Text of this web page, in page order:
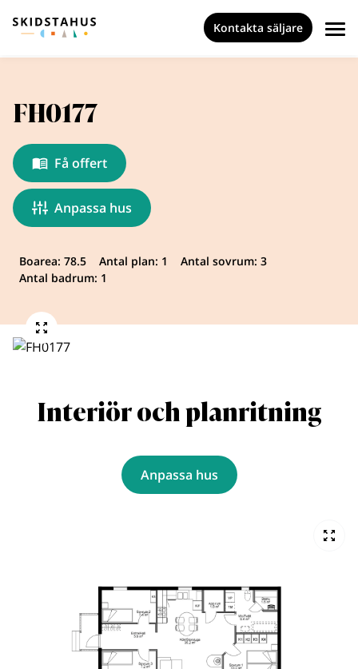
Kontakta säljare
FH0177
Få offert
Anpassa hus
Boarea: 78.5 Antal plan: 1
Antal sovrum: 3
Antal badrum: 1
Interiör och planritning
Anpassa hus